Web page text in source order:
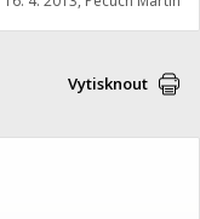
Vytisknout